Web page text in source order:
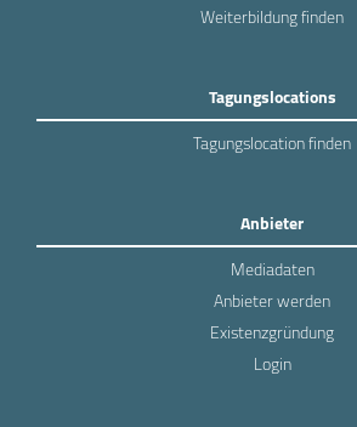
Weiterbildung finden
Tagungslocations
Tagungslocation finden
Anbieter
Mediadaten
Anbieter werden
Existenzgründung
Login